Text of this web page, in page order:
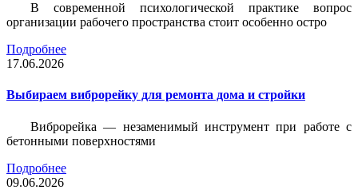
В современной психологической практике вопрос
организации рабочего пространства стоит особенно остро
Подробнее
17.06.2026
Выбираем виброрейку для ремонта дома и стройки
Виброрейка — незаменимый инструмент при работе с
бетонными поверхностями
Подробнее
09.06.2026